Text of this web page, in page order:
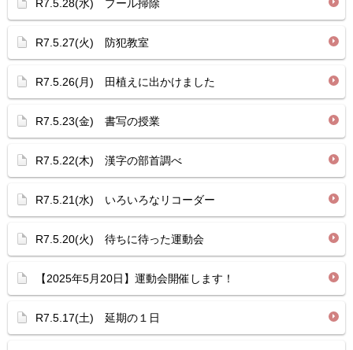
R7.5.28(水) プール掃除
R7.5.27(火) 防犯教室
R7.5.26(月) 田植えに出かけました
R7.5.23(金) 書写の授業
R7.5.22(木) 漢字の部首調べ
R7.5.21(水) いろいろなリコーダー
R7.5.20(火) 待ちに待った運動会
【2025年5月20日】運動会開催します！
R7.5.17(土) 延期の１日